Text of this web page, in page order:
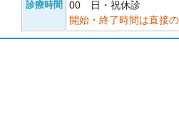
診療時間
00 日・祝休診
開始・終了時間は直接